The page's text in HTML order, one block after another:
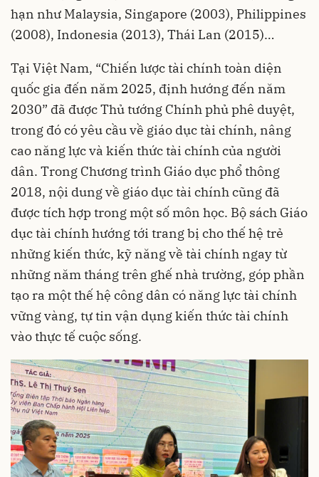
hạn như Malaysia, Singapore (2003), Philippines
(2008), Indonesia (2013), Thái Lan (2015)…
Tại Việt Nam, “Chiến lược tài chính toàn diện
quốc gia đến năm 2025, định hướng đến năm
2030” đã được Thủ tướng Chính phủ phê duyệt,
trong đó có yêu cầu về giáo dục tài chính, nâng
cao năng lực và kiến thức tài chính của người
dân. Trong Chương trình Giáo dục phổ thông
2018, nội dung về giáo dục tài chính cũng đã
được tích hợp trong một số môn học. Bộ sách Giáo
dục tài chính hướng tới trang bị cho thế hệ trẻ
những kiến thức, kỹ năng về tài chính ngay từ
những năm tháng trên ghế nhà trường, góp phần
tạo ra một thế hệ công dân có năng lực tài chính
vững vàng, tự tin vận dụng kiến thức tài chính
vào thực tế cuộc sống.